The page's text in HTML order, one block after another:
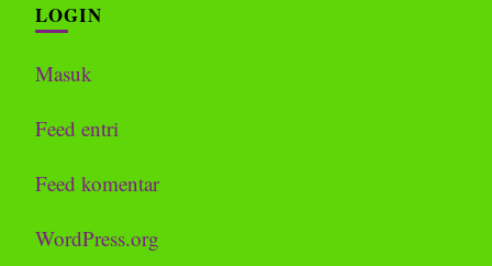
LOGIN
Masuk
Feed entri
Feed komentar
WordPress.org